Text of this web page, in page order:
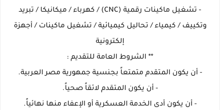
- تشغيل ماكينات رقمية (CNC) / كهرباء / ميكانيكا / تبريد
وتكييف / كيمياء / تحاليل كيميائية / تشغيل ماكينات / أجهزة
إلكترونية
** الشروط العامة للتقديم :
- أن يكون المتقدم متمتعاً بجنسية جمهورية مصر العربية.
- أن يكون المتقدم لائقاً صحياً.
- أن يكون أدى الخدمة العسكرية أو الإعفاء منها نهائياً.